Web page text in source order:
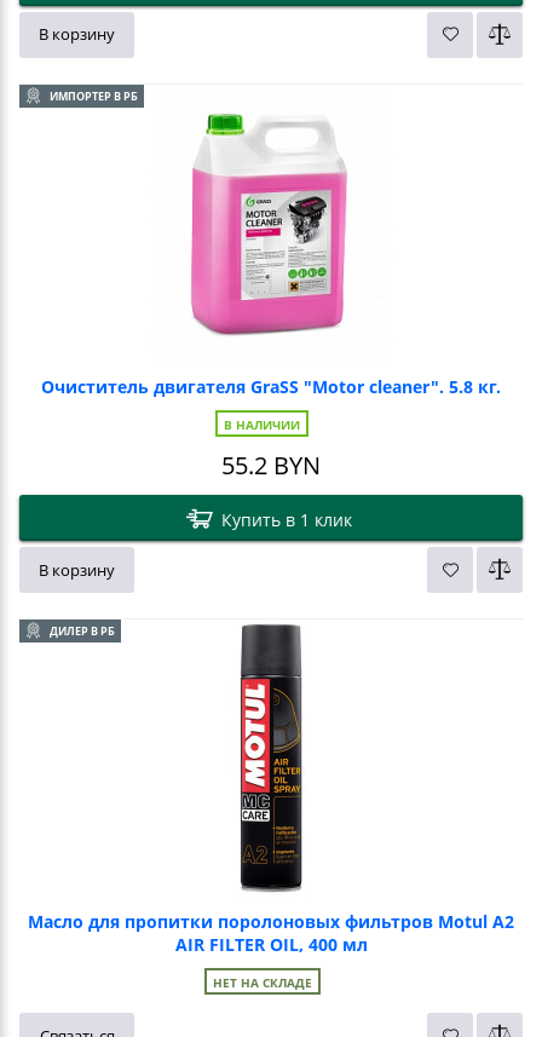
В корзину
ИМПОРТЕР В РБ
Очиститель двигателя GraSS "Motor cleaner". 5.8 кг.
В НАЛИЧИИ
55.2 BYN
Купить в 1 клик
В корзину
ДИЛЕР В РБ
Масло для пропитки поролоновых фильтров Motul A2
AIR FILTER OIL, 400 мл
НЕТ НА СКЛАДЕ